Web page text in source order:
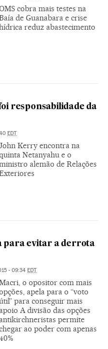
cobra mais testes na
de Guanabara e crise
reduz abastecimento
responsabilidade da
EDT
Kerry encontra na
Netanyahu e o
alemão de Relações
para evitar a derrota
- 09:34 EDT
o opositor com mais
apela para o “voto
para conseguir mais
A divisão das opções
permite
ao poder com apenas